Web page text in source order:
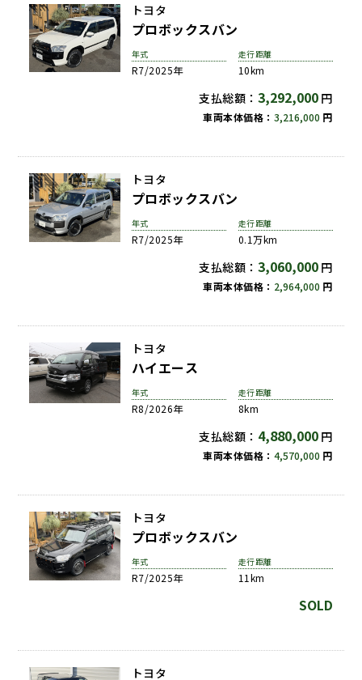
トヨタ
プロボックスバン
年式
R7/2025年
走行距離
10km
支払総額： 3,292,000円
車両本体価格： 3,216,000 円
トヨタ
プロボックスバン
年式
R7/2025年
走行距離
0.1万km
支払総額： 3,060,000円
車両本体価格： 2,964,000 円
トヨタ
ハイエース
年式
R8/2026年
走行距離
8km
支払総額： 4,880,000円
車両本体価格： 4,570,000 円
トヨタ
プロボックスバン
年式
R7/2025年
走行距離
11km
SOLD
トヨタ